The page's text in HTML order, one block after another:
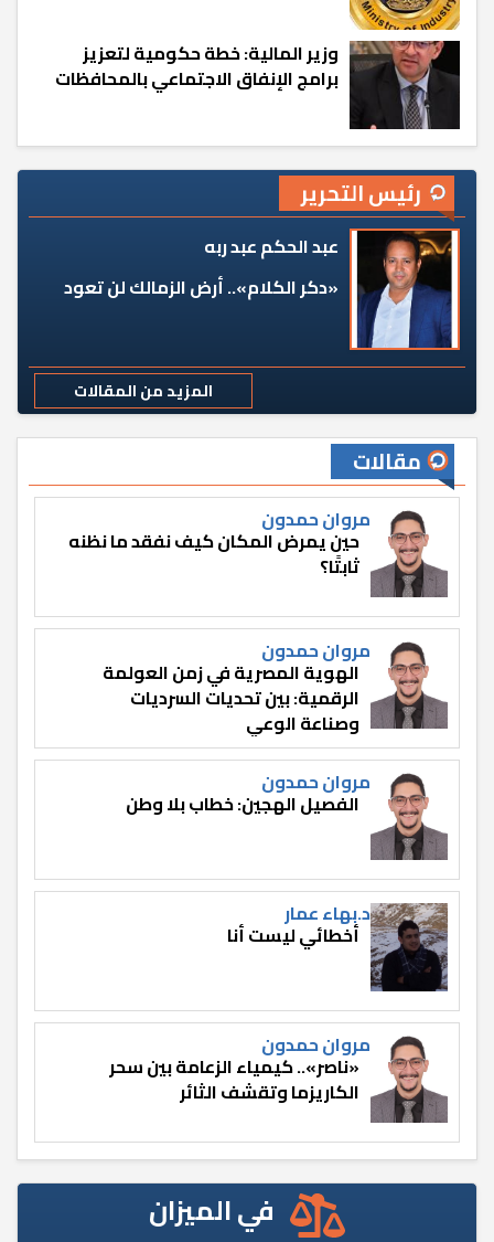
وزير المالية: خطة حكومية لتعزيز
برامج الإنفاق الاجتماعي بالمحافظات
رئيس التحرير
عبد الحكم عبد ربه
«دكر الكلام».. أرض الزمالك لن تعود
المزيد من المقالات
مقالات
مروان حمدون
حين يمرض المكان كيف نفقد ما نظنه
ثابتًا؟
مروان حمدون
الهوية المصرية في زمن العولمة
الرقمية: بين تحديات السرديات
وصناعة الوعي
مروان حمدون
الفصيل الهجين: خطاب بلا وطن
د.بهاء عمار
أخطائي ليست أنا
مروان حمدون
«ناصر».. كيمياء الزعامة بين سحر
الكاريزما وتقشف الثائر
في الميزان